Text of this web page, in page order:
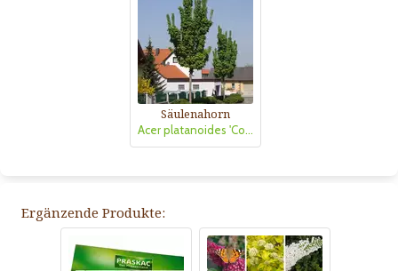
Säulenahorn
Acer platanoides 'Columnare'
Ergänzende Produkte: